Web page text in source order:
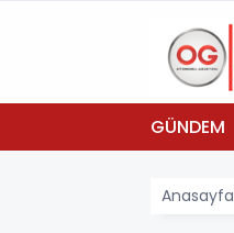
GÜNDEM
Anasayfa